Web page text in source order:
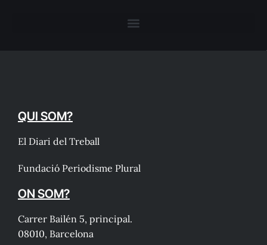
QUI SOM?
El Diari del Treball
Fundació Periodisme Plural
ON SOM?
Carrer Bailén 5, principal.
08010, Barcelona